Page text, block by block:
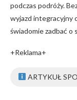
podczas podróży.
wyjazd integracyjny
świadomie zadbać
+Reklama+
ARTYKUŁ